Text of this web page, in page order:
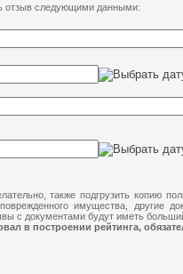
отзыв следующими данными:
также подгрузить копию
имущества, другие
с документами будут иметь
в построении рейтинга,